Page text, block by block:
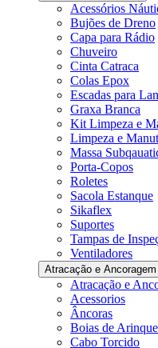
Acessórios
Bujões de Dreno
Capa para Rádio
Chuveiro
Cinta Catraca
Colas Epox
Escadas para
Graxa Branca
Kit Limpeza e
Limpeza e
Massa
Porta-Copos
Roletes
Sacola Estanque
Sikaflex
Suportes
Tampas de
Ventiladores
Atracação e Ancoragem
Atracação e
Acessorios
Âncoras
Boias de Arinque
Cabo Torcido